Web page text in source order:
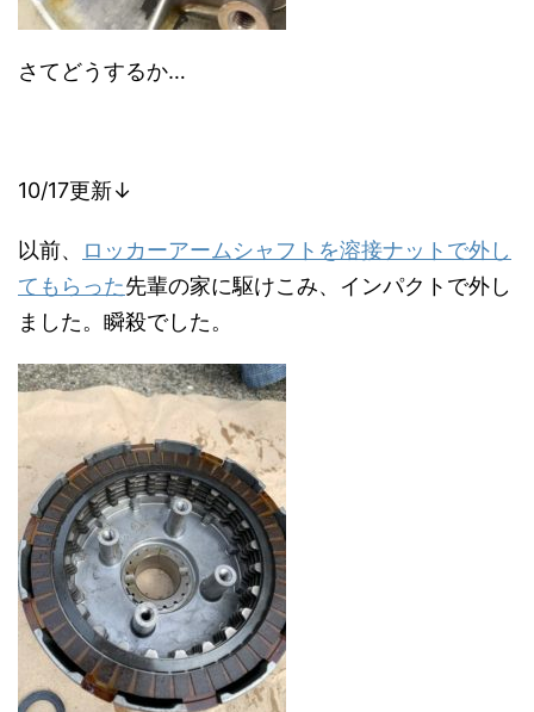
さてどうするか…
10/17更新↓
以前、
ロッカーアームシャフトを溶接ナットで外し
てもらった先輩の家に駆けこみ、インパクトで外し
ました。瞬殺でした。